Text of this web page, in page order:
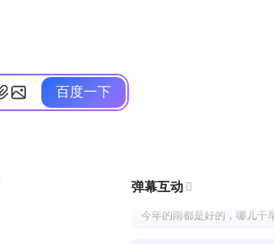
百度一下
弹幕互动 
今年的雨都是好的，哪儿干